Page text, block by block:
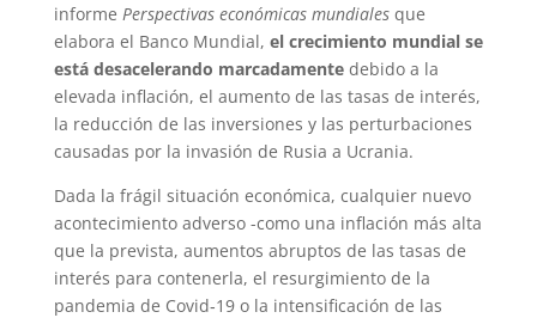
informe Perspectivas económicas mundiales que
elabora el Banco Mundial, el crecimiento mundial se
está desacelerando marcadamentedebido a la
elevada inflación, el aumento de las tasas de interés,
la reducción de las inversiones y las perturbaciones
causadas por la invasión de Rusia a Ucrania.
Dada la frágil situación económica, cualquier nuevo
acontecimiento adverso -como una inflación más alta
que la prevista, aumentos abruptos de las tasas de
interés para contenerla, el resurgimiento de la
pandemia de Covid‑19 o la intensificación de las